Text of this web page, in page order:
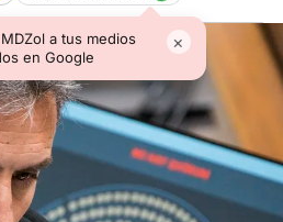
a tus medios
en Google
×